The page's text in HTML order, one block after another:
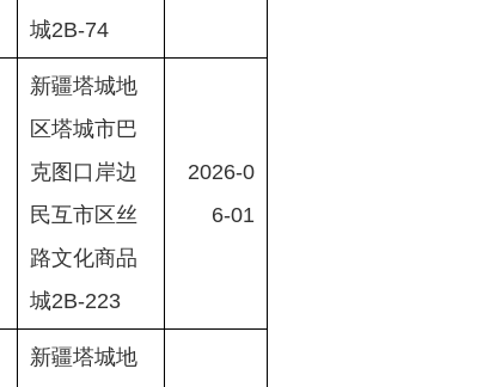
城2B-74
新疆塔城地
区塔城市巴
克图口岸边
民互市区丝
路文化商品
城2B-223
2026-0
6-01
新疆塔城地